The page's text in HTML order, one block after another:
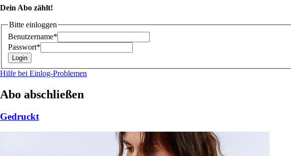
Dein Abo zählt!
Bitte einloggen
Benutzername*
Passwort*
Hilfe bei Einlog-Problemen
Abo abschließen
Gedruckt